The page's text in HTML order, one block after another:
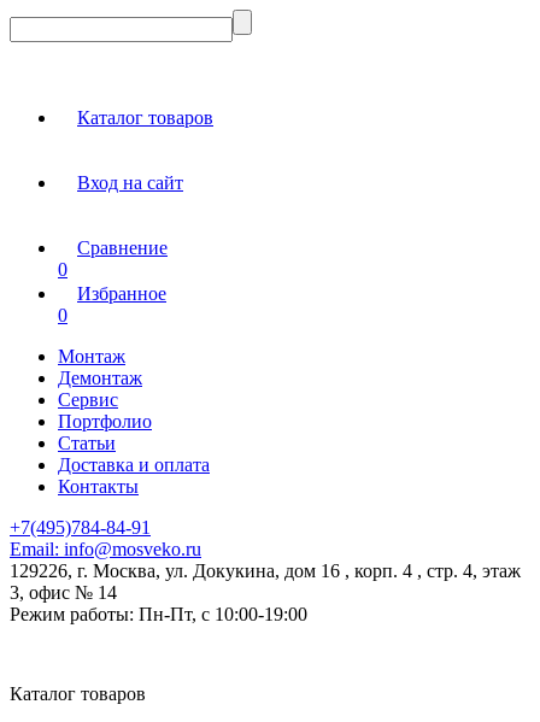
Каталог товаров
Вход на сайт
Сравнение
0
Избранное
0
Монтаж
Демонтаж
Сервис
Портфолио
Статьи
Доставка и оплата
Контакты
+7(495)784-84-91
Email: info@mosveko.ru
129226, г. Москва, ул. Докукина, дом 16 , корп. 4 , стр. 4, этаж
3, офис № 14
Режим работы: Пн-Пт, с 10:00-19:00
Каталог товаров